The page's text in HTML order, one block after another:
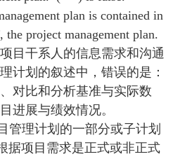
plan is contained in
project management plan.
目干系人的信息需求和沟通
计划的叙述中，错误的是：
对比和分析基准与实际数
进展与绩效情况。
管理计划的一部分或子计划
据项目需求是正式或非正式